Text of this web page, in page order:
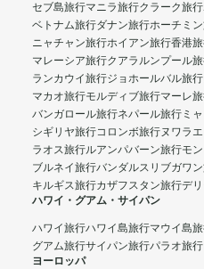
セブ島旅行マニラ旅行クラーク旅行
ベトナム旅行ダナン旅行ホーチミ
ニャチャン旅行ホイアン旅行香港
マレーシア旅行クアラルンプール
ランカウイ旅行ジョホールバル旅行
マカオ旅行モルディブ旅行マーレ
バンガロール旅行ネパール旅行 ミ
シギリヤ旅行コロンボ旅行ヌワラ
ラオス旅行ルアンパバーン旅行モ
ブルネイ旅行バンダルスリブガワ
キルギス旅行カザフスタン旅行デ
ハワイ・グアム・サイパン
ハワイ旅行ハワイ島旅行マウイ島
グアム旅行サイパン旅行パラオ旅行
ヨーロッパ